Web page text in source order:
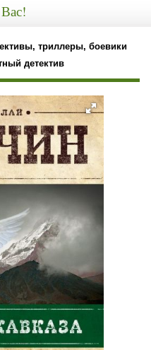
триллеры, боевики
детектив